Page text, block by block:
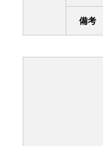
備考